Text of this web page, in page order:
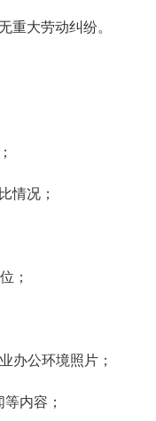
重大劳动纠纷。
情况；
；
办公环境照片；
内容；